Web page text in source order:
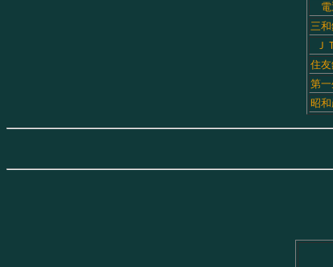
三
Ｊ
住
第
昭